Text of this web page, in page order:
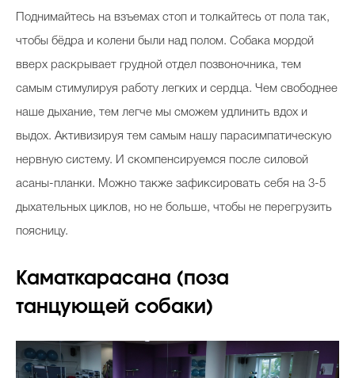
Поднимайтесь на взъемах стоп и толкайтесь от пола так,
чтобы бёдра и колени были над полом. Собака мордой
вверх раскрывает грудной отдел позвоночника, тем
самым стимулируя работу легких и сердца. Чем свободнее
наше дыхание, тем легче мы сможем удлинить вдох и
выдох. Активизируя тем самым нашу парасимпатическую
нервную систему. И скомпенсируемся после силовой
асаны-планки. Можно также зафиксировать себя на 3-5
дыхательных циклов, но не больше, чтобы не перегрузить
поясницу.
Каматкарасана (поза
танцующей собаки)